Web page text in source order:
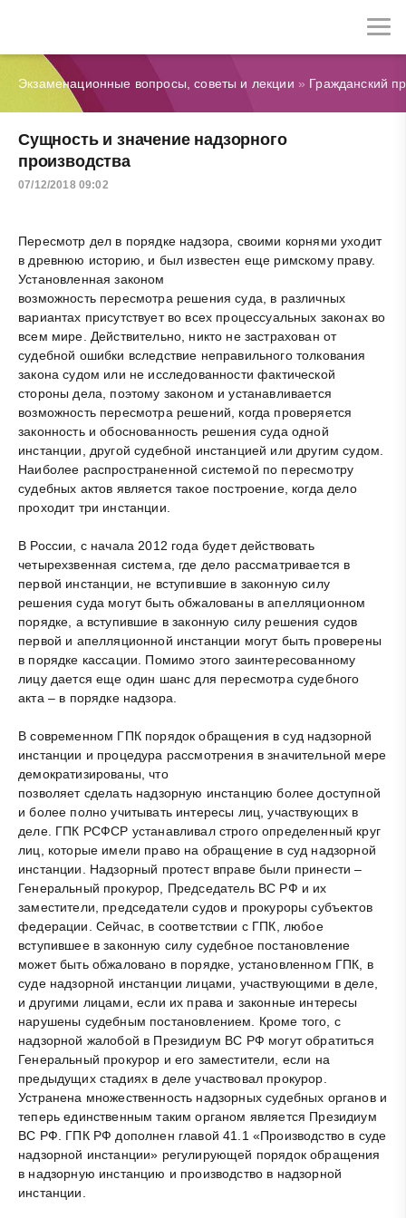
Экзаменационные вопросы, советы и лекции » Гражданский
Сущность и значение надзорного
производства
07/12/2018 09:02
Пересмотр дел в порядке надзора, своими корнями уходит
в древнюю историю, и был известен еще римскому праву.
Установленная законом
возможность пересмотра решения суда, в различных
вариантах присутствует во всех процессуальных законах во
всем мире. Действительно, никто не застрахован от
судебной ошибки вследствие неправильного толкования
закона судом или не исследованности фактической
стороны дела, поэтому законом и устанавливается
возможность пересмотра решений, когда проверяется
законность и обоснованность решения суда одной
инстанции, другой судебной инстанцией или другим судом.
Наиболее распространенной системой по пересмотру
судебных актов является такое построение, когда дело
проходит три инстанции.
В России, с начала 2012 года будет действовать
четырехзвенная система, где дело рассматривается в
первой инстанции, не вступившие в законную силу
решения суда могут быть обжалованы в апелляционном
порядке, а вступившие в законную силу решения судов
первой и апелляционной инстанции могут быть проверены
в порядке кассации. Помимо этого заинтересованному
лицу дается еще один шанс для пересмотра судебного
акта – в порядке надзора.
В современном ГПК порядок обращения в суд надзорной
инстанции и процедура рассмотрения в значительной мере
демократизированы, что
позволяет сделать надзорную инстанцию более доступной
и более полно учитывать интересы лиц, участвующих в
деле. ГПК РСФСР устанавливал строго определенный круг
лиц, которые имели право на обращение в суд надзорной
инстанции. Надзорный протест вправе были принести –
Генеральный прокурор, Председатель ВС РФ и их
заместители, председатели судов и прокуроры субъектов
федерации. Сейчас, в соответствии с ГПК, любое
вступившее в законную силу судебное постановление
может быть обжаловано в порядке, установленном ГПК, в
суде надзорной инстанции лицами, участвующими в деле,
и другими лицами, если их права и законные интересы
нарушены судебным постановлением. Кроме того, с
надзорной жалобой в Президиум ВС РФ могут обратиться
Генеральный прокурор и его заместители, если на
предыдущих стадиях в деле участвовал прокурор.
Устранена множественность надзорных судебных органов и
теперь единственным таким органом является Президиум
ВС РФ. ГПК РФ дополнен главой 41.1 «Производство в суде
надзорной инстанции» регулирующей порядок обращения
в надзорную инстанцию и производство в надзорной
инстанции.